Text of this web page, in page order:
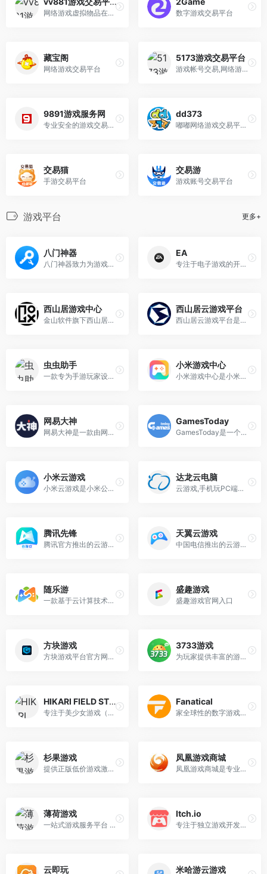
网络游戏虚拟物品在线交易 数字游戏交易平台
藏宝阁
网络游戏交易平台
5173游戏交易平台
游戏帐号交易,网络游戏帐号交易
9891游戏服务网
专业安全的游戏交易平台，游戏币、激活码、账号、手游、租号、陪玩一应俱全
dd373
嘟嘟网络游戏交易平台-游戏币、游戏账号、装备、手游充值
交易猫
手游交易平台
交易游
游戏账号交易平台
游戏平台 更多+
八门神器
八门神器致力为游戏玩家提供精品游戏下载，聚集爆款热门游戏，众多品类和题材游戏：精品单机、免费MOD单机、BT游戏、网游，并围绕游戏提供游戏变速器、自动连点器、游戏存档、游戏礼包、攻略、游戏工具箱等游戏辅助工具及福利资源
EA
专注于电子游戏的开发、出版和销售
西山居游戏中心
金山软件旗下西山居工作室的官方游戏平台，专注于为玩家提供高品质的游戏体验和丰富的游戏内容
西山居云游戏平台
西山居云游戏平台是西山居自研的云游戏平台，支持多个产品、系统及平台，开放高清画质高帧率供玩家体验
虫虫助手
一款专为手游玩家设计的多功能游戏平台
小米游戏中心
小米游戏中心是小米公司推出的一款综合性手机游戏平台，旨在为用户提供丰富、便捷和高质量的游戏体验。
网易大神
网易大神是一款由网易推出的专注于游戏爱好者的社区与社交平台，旨在为玩家提供一个展示自我、分享游戏乐趣的开放空间。
GamesToday
GamesToday是一个功能强大、资源丰富的游戏平台，该平台不仅涵盖国内外各类游戏资源，还支持高速稳定的下载，采用中文界面，降低了语言障碍，便于用户使用。
小米云游戏
小米云游戏是小米公司推出的一款基于云计算技术的云游戏服务平台，旨在为用户提供无需下载和安装即可畅玩各类热门手游的便捷体验。
达龙云电脑
云游戏,手机玩PC端游,玩家的线上网咖,
腾讯先锋
腾讯官方推出的云游戏平台
天翼云游戏
中国电信推出的云游戏服务平台
随乐游
一款基于云计算技术的云游戏平台
盛趣游戏
盛趣游戏官网入口
方块游戏
方块游戏平台官方网站入口
3733游戏
为玩家提供丰富的游戏资源和福利
HIKARI FIELD STORE
专注于美少女游戏（Gal Game）的官方中文平台
Fanatical
家全球性的数字游戏销售平台
杉果游戏
提供正版低价游戏激活码，游戏预售、游戏促销折扣、免费游戏、游戏周边等游戏激活及周边购买服务
凤凰游戏商城
凤凰游戏商城是专业综合性的游戏平台，涵盖Steam、Epic、PS5、Switch、Xbox等多平台，提供正版低价折扣游戏激活码、单机游戏新品、促销打折、游戏史低、免费游戏、游戏周边、游戏点卡等购买服务。
薄荷游戏
一站式游戏服务平台 薄荷游戏，集账号托管、账号订阅、游戏加速、安全防御于一体，为游戏玩家提供安全便捷的一站式游戏服务平台 薄荷游戏、账号托管、游戏加速、安全上号
Itch.io
专注于独立游戏开发的全球性平台，游戏购买和销售的平台，创意社区
云即玩 米哈游云游戏